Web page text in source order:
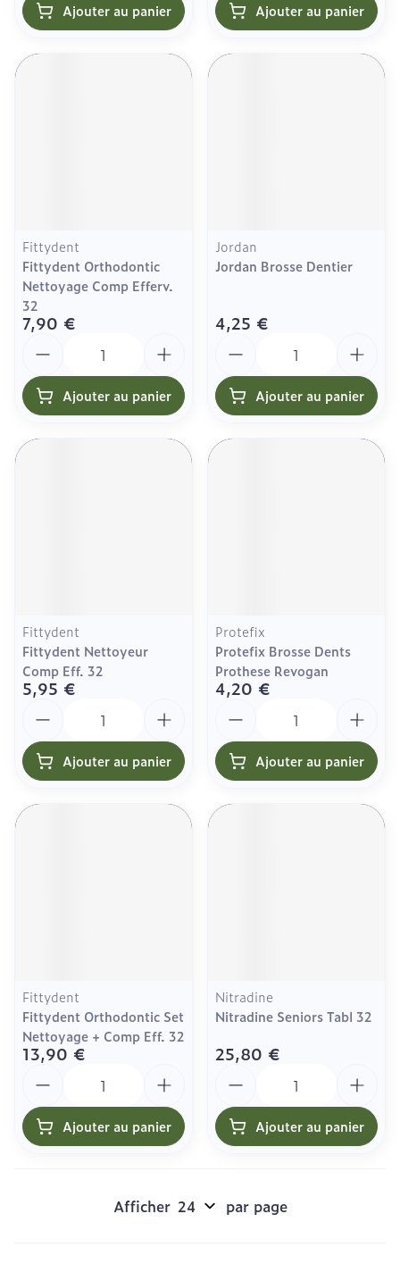
Ajouter au panier Ajouter au panier
Fittydent
Fittydent Orthodontic
Nettoyage Comp Efferv.
32
7,90 €
Ajouter au panier
Jordan
Jordan Brosse Dentier
4,25 €
Ajouter au panier
Fittydent
Fittydent Nettoyeur
Comp Eff. 32
5,95 €
Ajouter au panier
Protefix
Protefix Brosse Dents
Prothese Revogan
4,20 €
Ajouter au panier
Fittydent
Fittydent Orthodontic Set
Nettoyage + Comp Eff. 32
13,90 €
Ajouter au panier
Nitradine
Nitradine Seniors Tabl 32
25,80 €
Ajouter au panier
Afficher par page